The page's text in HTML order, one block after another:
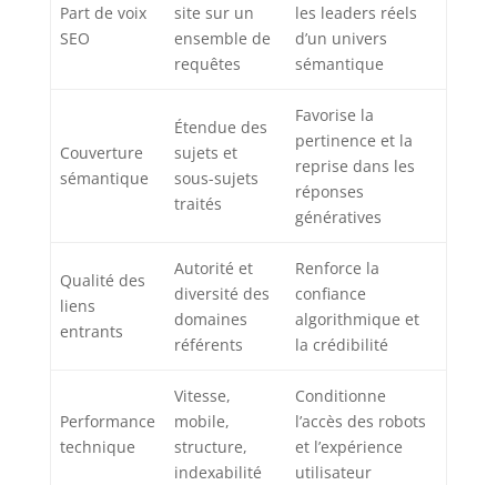
Part de voix
SEO
site sur un
ensemble de
requêtes
les leaders réels
d’un univers
sémantique
Couverture
sémantique
Étendue des
sujets et
sous-sujets
traités
Favorise la
pertinence et la
reprise dans les
réponses
génératives
Qualité des
liens
entrants
Autorité et
diversité des
domaines
référents
Renforce la
confiance
algorithmique et
la crédibilité
Performance
technique
Vitesse,
mobile,
structure,
indexabilité
Conditionne
l’accès des robots
et l’expérience
utilisateur